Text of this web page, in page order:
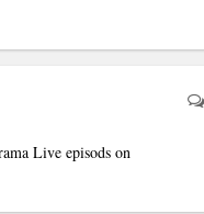
Live episods on